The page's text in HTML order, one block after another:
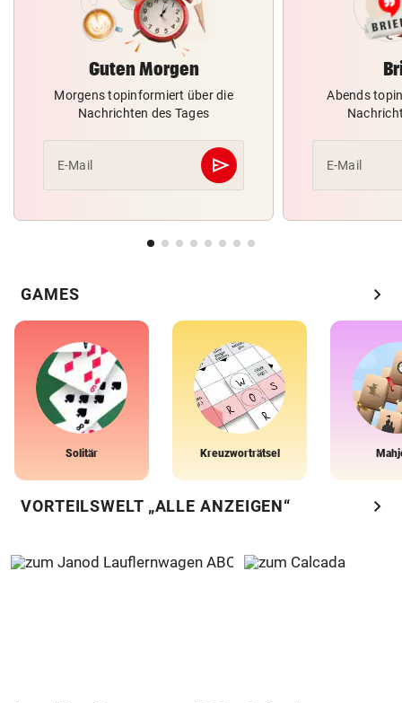
Guten Morgen
Morgens topinformiert über die
Nachrichten des Tages
E-Mail send
Abschicken
Abends
E-Mail
GAMES chevron_right
Solitär Kreuzworträtsel
VORTEILSWELT „ALLE ANZEIGEN“ chevron_right